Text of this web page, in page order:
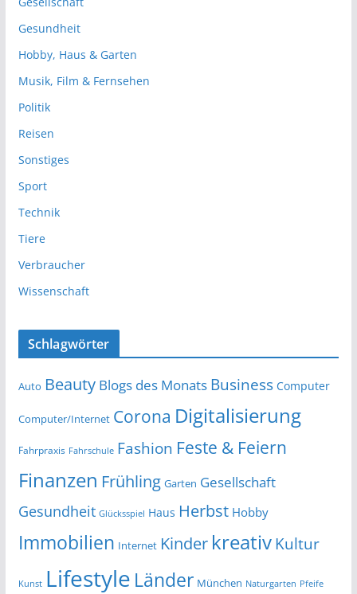
Gesundheit
Hobby, Haus & Garten
Musik, Film & Fernsehen
Politik
Reisen
Sonstiges
Sport
Technik
Tiere
Verbraucher
Wissenschaft
Schlagwörter
Auto Beauty Blogs des Monats Business Computer
Computer/Internet Corona Digitalisierung
Fahrpraxis Fahrschule Fashion Feste & Feiern
Finanzen Frühling Garten Gesellschaft
Gesundheit Glücksspiel Haus Herbst Hobby
Immobilien Internet Kinder kreativKultur
Kunst Lifestyle Länder München Naturgarten Pfeife